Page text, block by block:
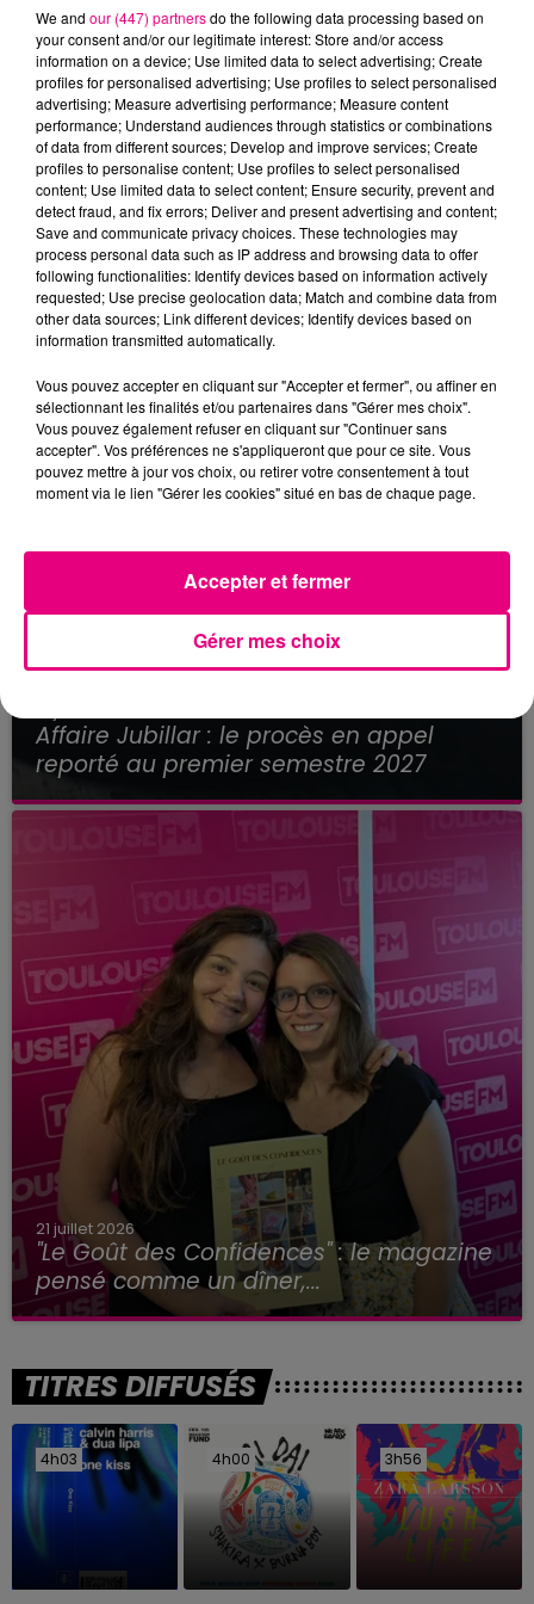
22 juillet 2026
Toulouse : circulation perturbée dans le
secteur François Verdier...
Affaire Jubillar : le procès en appel
reporté au premier semestre 2027
21 juillet 2026
"Le Goût des Confidences" : le magazine
pensé comme un dîner,...
TITRES DIFFUSÉS
4h03
4h03 4h00
4h00 3h56
3h56
We and our (447) partnersdo the following data processing based on
your consent and/or our legitimate interest: Store and/or access
information on a device; Use limited data to select advertising; Create
profiles for personalised advertising; Use profiles to select personalised
advertising; Measure advertising performance; Measure content
performance; Understand audiences through statistics or combinations
of data from different sources; Develop and improve services; Create
profiles to personalise content; Use profiles to select personalised
content; Use limited data to select content; Ensure security, prevent and
detect fraud, and fix errors; Deliver and present advertising and content;
Save and communicate privacy choices. These technologies may
process personal data such as IP address and browsing data to offer
following functionalities: Identify devices based on information actively
requested; Use precise geolocation data; Match and combine data from
other data sources; Link different devices; Identify devices based on
information transmitted automatically.
Vous pouvez accepter en cliquant sur "Accepter et fermer", ou affiner en
sélectionnant les finalités et/ou partenaires dans "Gérer mes choix".
Vous pouvez également refuser en cliquant sur "Continuer sans
accepter". Vos préférences ne s'appliqueront que pour ce site. Vous
pouvez mettre à jour vos choix, ou retirer votre consentement à tout
moment via le lien "Gérer les cookies" situé en bas de chaque page.
Gérer mes choix
Accepter et fermer